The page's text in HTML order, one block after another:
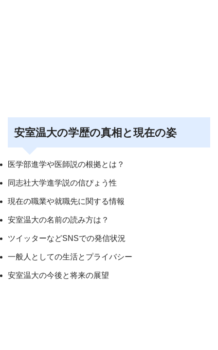
安室温大の学歴の真相と現在の姿
医学部進学や医師説の根拠とは？
同志社大学進学説の信ぴょう性
現在の職業や就職先に関する情報
安室温大の名前の読み方は？
ツイッターなどSNSでの発信状況
一般人としての生活とプライバシー
安室温大の今後と将来の展望